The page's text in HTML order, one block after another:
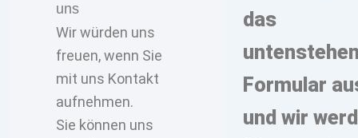
uns
Wir würden uns
freuen, wenn Sie
mit uns Kontakt
aufnehmen.
Sie können uns
das
Formular
und wir